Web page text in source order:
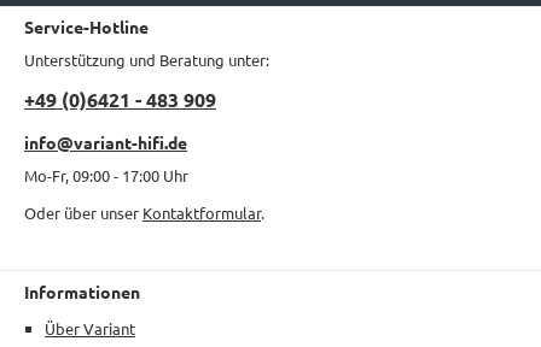
Service-Hotline
Unterstützung und Beratung unter:
+49 (0)6421 - 483 909
info@variant-hifi.de
Mo-Fr, 09:00 - 17:00 Uhr
Oder über unser Kontaktformular.
Informationen
Über Variant